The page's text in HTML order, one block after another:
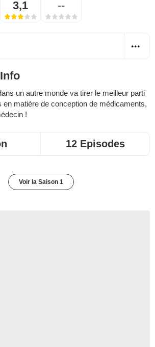
3,1 --
un autre monde va tirer le meilleur parti
matière de conception de médicaments,
!
12 Episodes
Voir la Saison 1